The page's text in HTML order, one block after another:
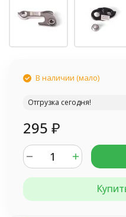
В наличии (мало)
Отгрузка сегодня!
295 ₽